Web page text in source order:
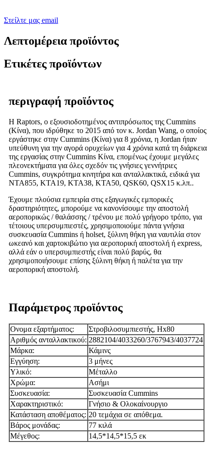
Στείλτε μας email
Λεπτομέρεια προϊόντος
Ετικέτες προϊόντων
περιγραφή προϊόντος
Η Raptors, ο εξουσιοδοτημένος αντιπρόσωπος της Cummins
(Κίνα), που ιδρύθηκε το 2015 από τον κ. Jordan Wang, ο οποίος
εργάστηκε στην Cummins (Κίνα) για 8 χρόνια, η Jordan ήταν
υπεύθυνη για την αγορά ορυχείων για 4 χρόνια κατά τη διάρκεια
της εργασίας στην Cummins Κίνα, επομένως έχουμε μεγάλες
πλεονεκτήματα για όλες σχεδόν τις γνήσιες γεννήτριες
Cummins, συγκρότημα κινητήρα και ανταλλακτικά, ειδικά για
NTA855, KTA19, KTA38, KTA50, QSK60, QSX15 κ.λπ..
Έχουμε πλούσια εμπειρία στις εξαγωγικές εμπορικές
δραστηριότητες, μπορούμε να κανονίσουμε την αποστολή
αεροπορικώς / θαλάσσης / τρένου με πολύ γρήγορο τρόπο, για
τέτοιους υπερσυμπιεστές, χρησιμοποιούμε πάντα γνήσια
συσκευασία Cummins ή holset, ξύλινη θήκη για ναυτιλία στον
ωκεανό και χαρτοκιβώτιο για αεροπορική αποστολή ή express,
αλλά εάν ο υπερσυμπιεστής είναι πολύ βαρύς, θα
χρησιμοποιήσουμε επίσης ξύλινη θήκη ή παλέτα για την
αεροπορική αποστολή.
Παράμετρος προϊόντος
Ονομα εξαρτήματος:
Στροβιλοσυμπιεστής, Hx80
Αριθμός ανταλλακτικού: 2882104/4033260/3767943/4037724
Μάρκα:
Κάμινς
Εγγύηση:
3 μήνες
Υλικό:
Μέταλλο
Χρώμα:
Ασήμι
Συσκευασία:
Συσκευασία Cummins
Χαρακτηριστικό:
Γνήσιο & Ολοκαίνουργιο
Κατάσταση αποθέματος: 20 τεμάχια σε απόθεμα.
Βάρος μονάδας:
77 κιλά
Μέγεθος:
14,5*14,5*15,5 εκ